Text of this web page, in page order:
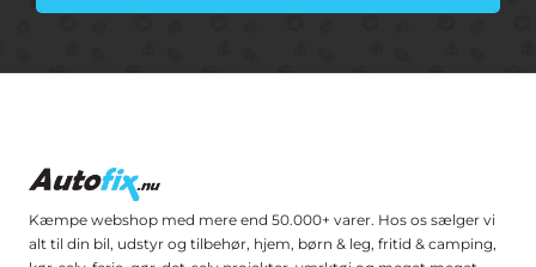
Kæmpe webshop med mere end 50.000+ varer. Hos os sælger vi
alt til din bil, udstyr og tilbehør, hjem, børn & leg, fritid & camping,